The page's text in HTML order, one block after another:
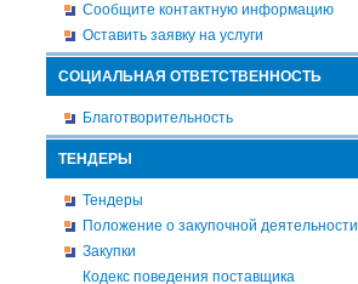
Сообщите контактную информацию
Оставить заявку на услуги
СОЦИАЛЬНАЯ ОТВЕТСТВЕННОСТЬ
Благотворительность
ТЕНДЕРЫ
Тендеры
Положение о закупочной деятельности
Закупки
Кодекс поведения поставщика